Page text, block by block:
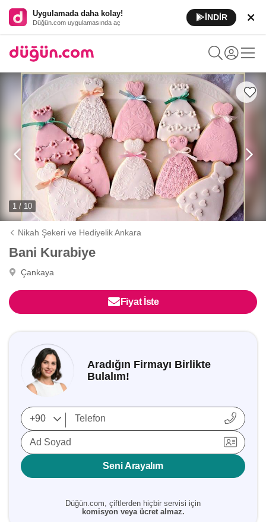
Uygulamada daha kolay!
Düğün.com uygulamasında aç
İNDİR
1 / 10
Nikah Şekeri ve Hediyelik Ankara
Bani Kurabiye
Çankaya
Fiyat İste
Aradığın Firmayı Birlikte
Bulalım!
Ad Soyad
Seni Arayalım
Düğün.com, çiftlerden hiçbir servisi için
komisyon veya ücret almaz.